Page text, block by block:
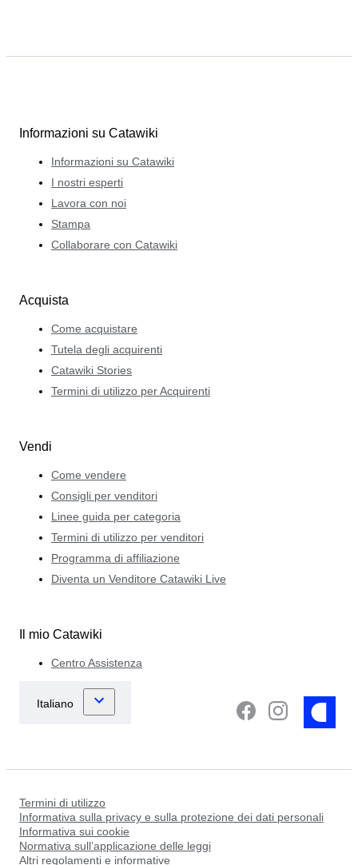
Informazioni su Catawiki
Informazioni su Catawiki
I nostri esperti
Lavora con noi
Stampa
Collaborare con Catawiki
Acquista
Come acquistare
Tutela degli acquirenti
Catawiki Stories
Termini di utilizzo per Acquirenti
Vendi
Come vendere
Consigli per venditori
Linee guida per categoria
Termini di utilizzo per venditori
Programma di affiliazione
Diventa un Venditore Catawiki Live
Il mio Catawiki
Centro Assistenza
Termini di utilizzo
Informativa sulla privacy e sulla protezione dei dati personali
Informativa sui cookie
Normativa sull’applicazione delle leggi
Altri regolamenti e informative